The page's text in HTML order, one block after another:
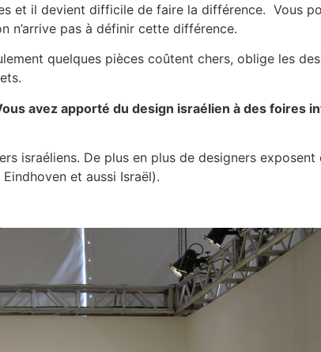
et il devient difficile de faire la différence. Vous
n’arrive pas à définir cette différence.
quelques pièces coûtent chers, oblige les
avez apporté du design israélien à des foires
israéliens. De plus en plus de designers exposent
et aussi Israël).